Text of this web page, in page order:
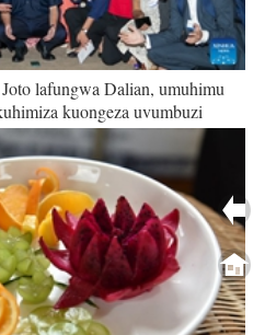
lafungwa Dalian, umuhimu
kuongeza uvumbuzi